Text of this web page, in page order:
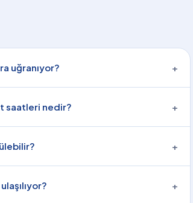
uğranıyor? +
saatleri nedir? +
+
+